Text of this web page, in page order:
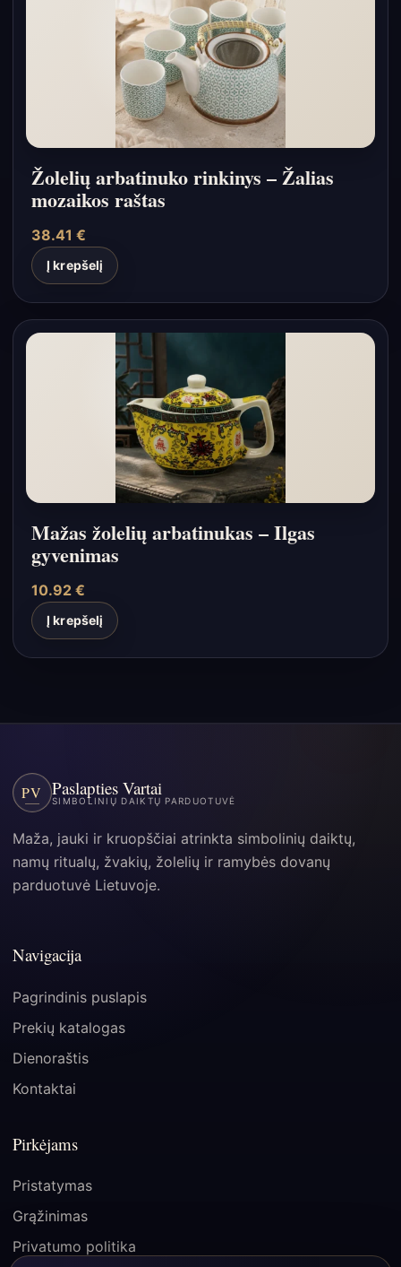
Žolelių arbatinuko rinkinys – Žalias
mozaikos raštas
38.41 €
Į krepšelį
Mažas žolelių arbatinukas – Ilgas
gyvenimas
10.92 €
Į krepšelį
PV Paslapties Vartai
SIMBOLINIŲ DAIKTŲ PARDUOTUVĖ
Maža, jauki ir kruopščiai atrinkta simbolinių daiktų,
namų ritualų, žvakių, žolelių ir ramybės dovanų
parduotuvė Lietuvoje.
Navigacija
Pagrindinis puslapis
Prekių katalogas
Dienoraštis
Kontaktai
Pirkėjams
Pristatymas
Grąžinimas
Privatumo politika